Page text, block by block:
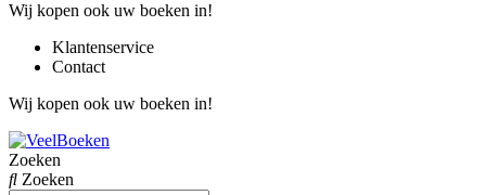
Wij kopen ook uw boeken in!
Klantenservice
Contact
Wij kopen ook uw boeken in!
Zoeken
Zoeken